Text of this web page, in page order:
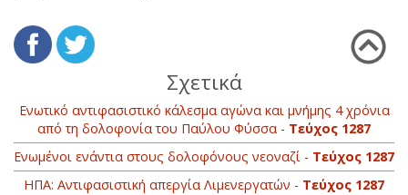
Σχετικά
Ενωτικό αντιφασιστικό κάλεσμα αγώνα και μνήμης 4 χρόνια
από τη δολοφονία του Παύλου Φύσσα - Τεύχος 1287
Ενωμένοι ενάντια στους δολοφόνους νεοναζί - Τεύχος 1287
ΗΠΑ: Αντιφασιστική απεργία Λιμενεργατών - Τεύχος 1287